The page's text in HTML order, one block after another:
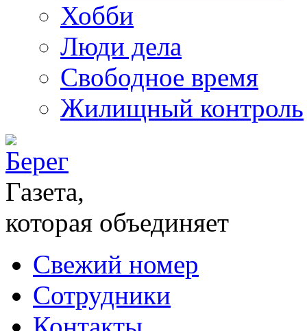
Хобби
Люди дела
Свободное время
Жилищный контроль
Газета,
которая объединяет
Свежий номер
Сотрудники